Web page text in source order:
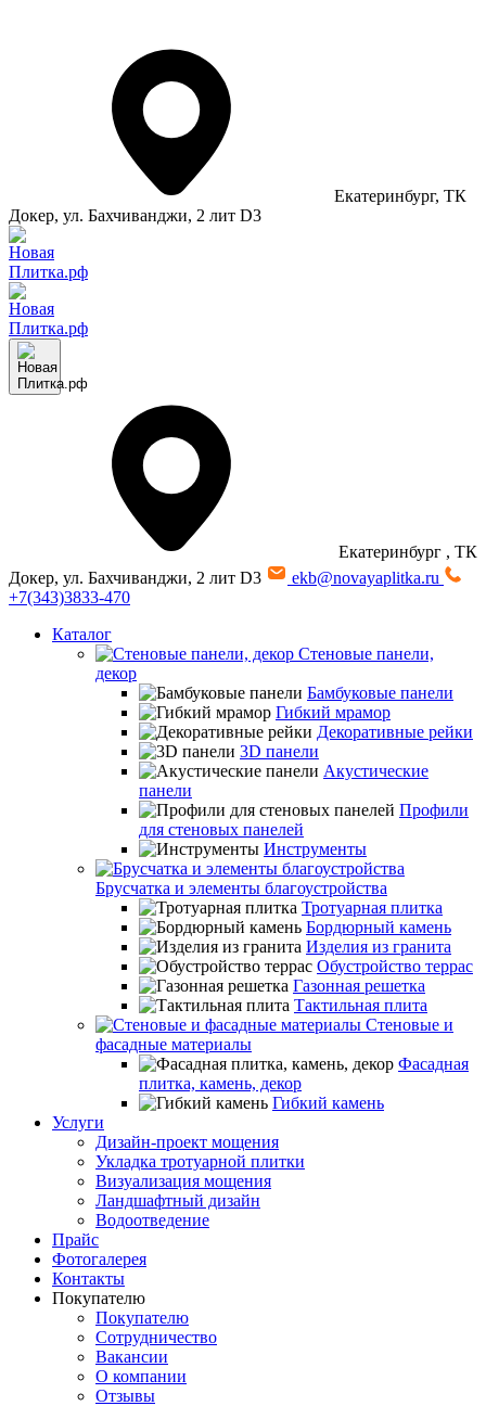
Екатеринбург, ТК
Докер, ул. Бахчиванджи, 2 лит D3
Екатеринбург , ТК
Докер, ул. Бахчиванджи, 2 лит D3
ekb@novayaplitka.ru
+7(343)3833-470
Каталог
Стеновые панели,
декор
Бамбуковые панели
Гибкий мрамор
Декоративные рейки
3D панели
Акустические
панели
Профили
для стеновых панелей
Инструменты
Брусчатка и элементы благоустройства
Тротуарная плитка
Бордюрный камень
Изделия из гранита
Обустройство террас
Газонная решетка
Тактильная плита
Стеновые и
фасадные материалы
Фасадная
плитка, камень, декор
Гибкий камень
Услуги
Дизайн-проект мощения
Укладка тротуарной плитки
Визуализация мощения
Ландшафтный дизайн
Водоотведение
Прайс
Фотогалерея
Контакты
Покупателю
Покупателю
Сотрудничество
Вакансии
О компании
Отзывы